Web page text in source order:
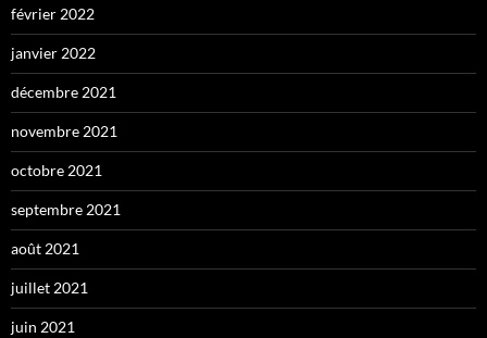
février 2022
janvier 2022
décembre 2021
novembre 2021
octobre 2021
septembre 2021
août 2021
juillet 2021
juin 2021